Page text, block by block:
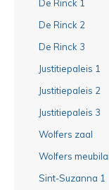
De Rinck 1
De Rinck 2
De Rinck 3
Justitiepaleis 1
Justitiepaleis 2
Justitiepaleis 3
Wolfers zaal
Wolfers
Sint-Suzanna 1